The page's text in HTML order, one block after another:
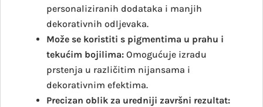
personaliziranih dodataka i manjih
dekorativnih odljevaka.
Može se koristiti s pigmentima u prahu i
tekućim bojilima: Omogućuje izradu
prstenja u različitim nijansama i
dekorativnim efektima.
Precizan oblik za uredniji završni rezultat: